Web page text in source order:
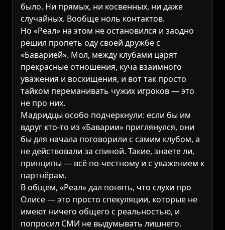
было. Ни прямых, ни косвенных, ни даже
случайных. Вообще ноль контактов.
Но «Реал» на этом не остановился и заодно
решил пропеть оду своей дружбе с
«Баварией». Мол, между клубами царят
прекрасные отношения, куча взаимного
уважения и восхищения, и вот так просто
тайком переманивать чужих игроков — это
не про них.
Мадридцы особо подчеркнули: если бы им
вдруг кто-то из «Баварии» приглянулся, они
бы для начала поговорили с самим клубом, а
не действовали за спиной. Такие, знаете ли,
принципы — всё по-честному и с уважением к
партнёрам.
В общем, «Реал» дал понять, что слухи про
Олисе — это просто спекуляции, которые не
имеют ничего общего с реальностью, и
попросил СМИ не выдумывать лишнего.